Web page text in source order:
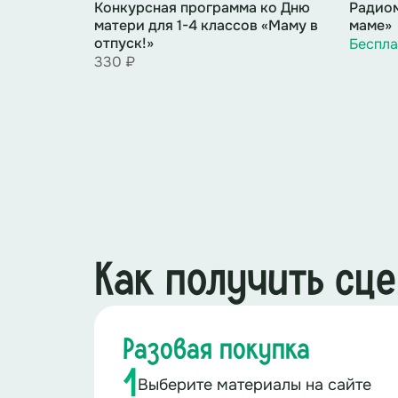
приглашаем вас в чудесное
Конкурсная программа ко Дню
матери для 1-4 классов «Маму в
отпуск!»
330 ₽
маме»
Как получить
Разовая покупка
1Выберите материалы на сайте